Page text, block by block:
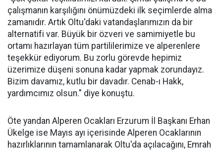
çalışmanın karşılığını önümüzdeki ilk seçimlerde alma
zamanıdır. Artık Oltu'daki vatandaşlarımızın da bir
alternatifi var. Büyük bir özveri ve samimiyetle bu
ortamı hazırlayan tüm partililerimize ve alperenlere
teşekkür ediyorum. Bu zorlu görevde hepimiz
üzerimize düşeni sonuna kadar yapmak zorundayız.
Bizim davamız, kutlu bir davadır. Cenab-ı Hakk,
yardımcımız olsun." diye konuştu.
Öte yandan Alperen Ocakları Erzurum İl Başkanı Erhan
Ükelge ise Mayıs ayı içerisinde Alperen Ocaklarının
hazırlıklarının tamamlanarak Oltu'da açılacağını, Emrah